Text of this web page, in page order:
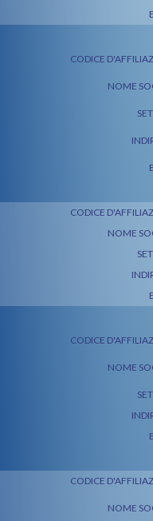
CODICE
NOME
CODICE
NOME
CODICE
NOME
CODICE
NOME